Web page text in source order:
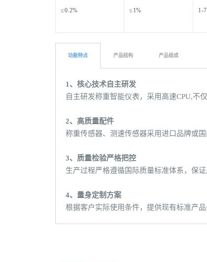
≤0.2% ≤1% 1-
功能特点 产品结构 产品组成
1、核心技术自主研发
自主研发称重智能仪表，采用高速CPU,不
2、高质量配件
称重传感器、测速传感器采用进口品牌或
3、质量检验严格把控
生产过程严格遵循国际质量标准体系，保
4、量身定制方案
根据客户实际使用条件，提供现有标准产